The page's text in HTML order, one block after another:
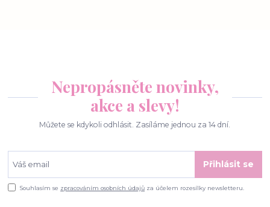
Nepropásněte novinky,
akce a slevy!
Můžete se kdykoli odhlásit. Zasíláme jednou za 14 dní.
Přihlásit se
Souhlasím se zpracováním osobních údajů za účelem rozesílky newsletteru.